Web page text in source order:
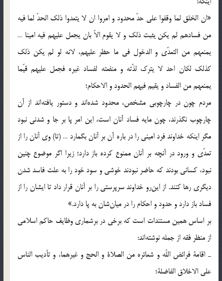
«ان الخلق لما وقفوا علی حدّ محدود و امروا ان لا يتعدوا ذلک الحدّ لما فيه
من فسادهم لم يکن يثبت ذلک و لا يقوم الاّ بان يجعل عليهم فيه امينا …
يمنعهم من التعدّی و الدخول فی ما حظر عليهم، لانه لو لم يکن ذلک
کذلک لکان احد لا يترک لذّته و منفعته لفساد غيره فجعل عليهم قيّما
يمنعهم من الفساد و يقيم فيهم الحدود و الاحکام؛
مردم چون در چارچوبی مشخص، محدود شده‌اند و دستور يافته‌اند از آن
چارچوب نگذرند، چون مايه فساد آنان است، اين امر پا بر جا و شدنی نبود
مگر اينکه خداوند فرد امينی را در باره آن بر آنان بگمارد … (تا) وی آنان را از
تعدّی و ورود در آنچه بر آنان ممنوع کرده باز دارد؛ زيرا اگر موضوع چنين
نبود، کسانی بودند که حاضر نبودند خوشی و سود خود را به علت فاسد شدن
ديگری رها کنند. از اين‌رو خداوند سرپرستی را بر آنان قرار داد تا ايشان را از
فساد باز دارد و حدود و احکام را در ميان‌شان به پا دارد.»
بر اساس همين مستندات است که برخی در برشماری وظايف حاکم اسلامی
از منظر فقه از جمله نوشته‌اند:
ـ اقامة فرائض اللّه‌ و شعائره من الصلاة و الحج و غيرهما، و تأديب الناس
علی الاخلاق الفاضلة؛